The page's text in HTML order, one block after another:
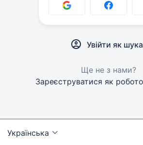
Увійти як
Ще не з нами?
Зареєструватися як
Українська